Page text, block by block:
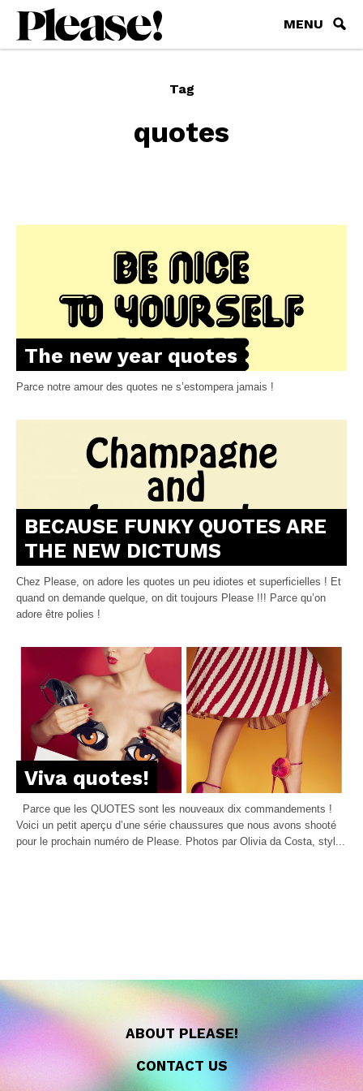
MENU
Tag
quotes
The new year quotes
Parce notre amour des quotes ne s’estompera jamais !
BECAUSE FUNKY QUOTES ARE
THE NEW DICTUMS
Chez Please, on adore les quotes un peu idiotes et superficielles ! Et
quand on demande quelque, on dit toujours Please !!! Parce qu’on
adore être polies !
Viva quotes!
Parce que les QUOTES sont les nouveaux dix commandements !
Voici un petit aperçu d’une série chaussures que nous avons shooté
pour le prochain numéro de Please. Photos par Olivia da Costa, styl...
ABOUT PLEASE!
CONTACT US